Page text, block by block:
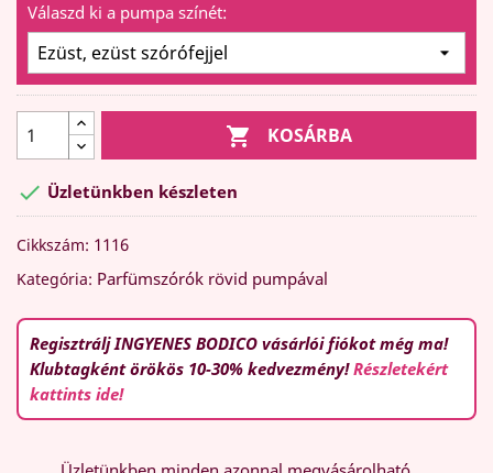
Válaszd ki a pumpa színét:
 KOSÁRBA
 Üzletünkben készleten
Cikkszám: 1116
Kategória: Parfümszórók rövid pumpával
Regisztrálj INGYENES BODICO vásárlói fiókot még ma!
Klubtagként örökös 10-30% kedvezmény!Részletekért
kattints ide!